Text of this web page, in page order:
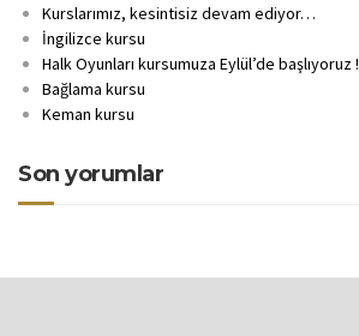
Kurslarımız, kesintisiz devam ediyor…
İngilizce kursu
Halk Oyunları kursumuza Eylül’de başlıyoruz !
Bağlama kursu
Keman kursu
Son yorumlar